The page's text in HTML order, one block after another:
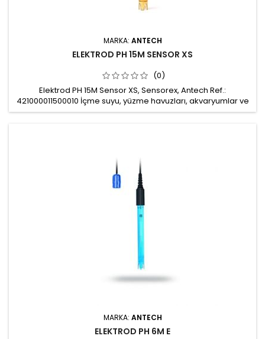
MARKA: ANTECH
ELEKTROD PH 15M SENSOR XS
(0)
Elektrod PH 15M Sensor XS, Sensorex, Antech Ref.:
421000011500010 İçme suyu, yüzme havuzları, akvaryumlar ve
hafif kirli atık sularda ölçümler için kullanılabilir Ölçüm
MARKA: ANTECH
ELEKTROD PH 6M E